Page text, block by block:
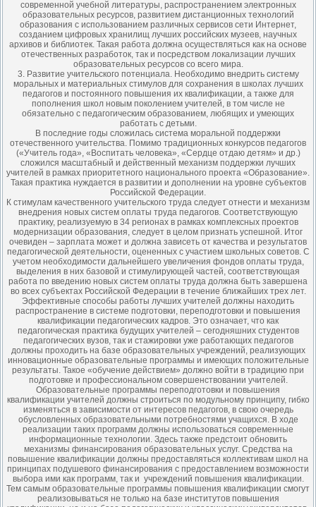
современной учебной литературы, распространением электронных
образовательных ресурсов, развитием дистанционных технологий
образования с использованием различных сервисов сети Интернет,
созданием цифровых хранилищ лучших российских музеев, научных
архивов и библиотек. Такая работа должна осуществляться как на основе
отечественных разработок, так и посредством локализации лучших
образовательных ресурсов со всего мира.
3. Развитие учительского потенциала. Необходимо внедрить систему
моральных и материальных стимулов для сохранения в школах лучших
педагогов и постоянного повышения их квалификации, а также для
пополнения школ новым поколением учителей, в том числе не
обязательно с педагогическим образованием, любящих и умеющих
работать с детьми.
В последние годы сложилась система моральной поддержки
отечественного учительства. Помимо традиционных конкурсов педагогов
(«Учитель года», «Воспитать человека», «Сердце отдаю детям» и др.)
сложился масштабный и действенный механизм поддержки лучших
учителей в рамках приоритетного национального проекта «Образование».
Такая практика нуждается в развитии и дополнении на уровне субъектов
Российской Федерации.
К стимулам качественного учительского труда следует отнести и механизм
внедрения новых систем оплаты труда педагогов. Соответствующую
практику, реализуемую в 34 регионах в рамках комплексных проектов
модернизации образования, следует в целом признать успешной. Итог
очевиден – зарплата может и должна зависеть от качества и результатов
педагогической деятельности, оцененных с участием школьных советов. С
учетом необходимости дальнейшего увеличения фондов оплаты труда,
выделения в них базовой и стимулирующей частей, соответствующая
работа по введению новых систем оплаты труда должна быть завершена
во всех субъектах Российской Федерации в течение ближайших трех лет.
Эффективные способы работы лучших учителей должны находить
распространение в системе подготовки, переподготовки и повышения
квалификации педагогических кадров. Это означает, что как
педагогическая практика будущих учителей – сегодняшних студентов
педагогических вузов, так и стажировки уже работающих педагогов
должны проходить на базе образовательных учреждений, реализующих
инновационные образовательные программы и имеющих положительные
результаты. Такое «обучение действием» должно войти в традицию при
подготовке и профессиональном совершенствовании учителей.
Образовательные программы переподготовки и повышения
квалификации учителей должны строиться по модульному принципу, гибко
изменяться в зависимости от интересов педагогов, в свою очередь
обусловленных образовательными потребностями учащихся. В ходе
реализации таких программ должны использоваться современные
информационные технологии. Здесь также предстоит обновить
механизмы финансирования образовательных услуг. Средства на
повышение квалификации должны предоставляться коллективам школ на
принципах подушевого финансирования с предоставлением возможности
выбора ими как программ, так и учреждений повышения квалификации.
Тем самым образовательные программы повышения квалификации смогут
реализовываться не только на базе институтов повышения